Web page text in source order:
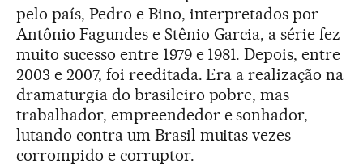
pelo país, Pedro e Bino, interpretados por
Antônio Fagundes e Stênio Garcia, a série fez
muito sucesso entre 1979 e 1981. Depois, entre
2003 e 2007, foi reeditada. Era a realização na
dramaturgia do brasileiro pobre, mas
trabalhador, empreendedor e sonhador,
lutando contra um Brasil muitas vezes
corrompido e corruptor.